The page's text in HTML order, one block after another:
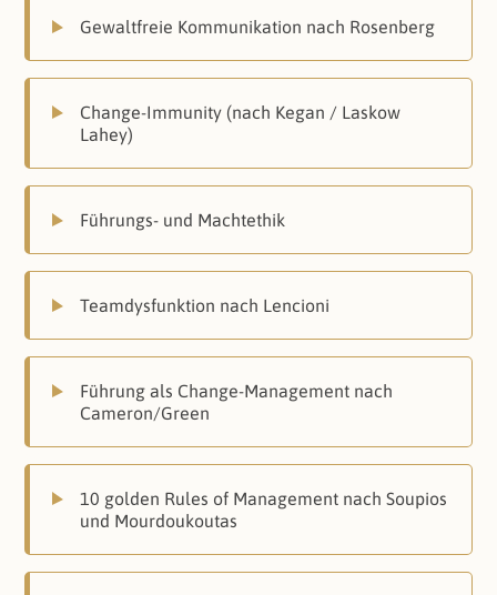
Gewaltfreie Kommunikation nach Rosenberg
Change-Immunity (nach Kegan / Laskow
Lahey)
Führungs- und Machtethik
Teamdysfunktion nach Lencioni
Führung als Change-Management nach
Cameron/Green
10 golden Rules of Management nach Soupios
und Mourdoukoutas